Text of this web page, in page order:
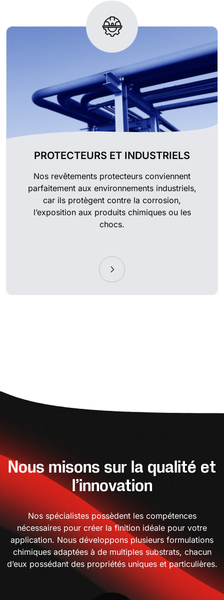
PROTECTEURS ET INDUSTRIELS
Nos revêtements protecteurs conviennent
parfaitement aux environnements industriels,
car ils protègent contre la corrosion,
l’exposition aux produits chimiques ou les
chocs.
Nous misons sur la qualité et
l’innovation
Nos spécialistes possèdent les compétences
nécessaires pour créer la finition idéale pour votre
application. Nous développons plusieurs formulations
chimiques adaptées à de multiples substrats, chacun
d’eux possédant des propriétés uniques et particulières.